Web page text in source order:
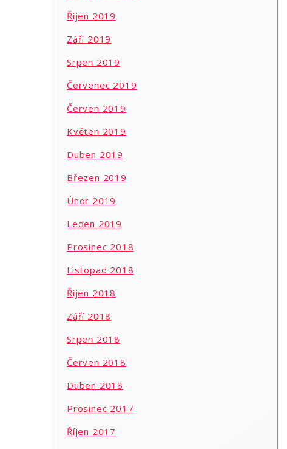
Říjen 2019
Září 2019
Srpen 2019
Červenec 2019
Červen 2019
Květen 2019
Duben 2019
Březen 2019
Únor 2019
Leden 2019
Prosinec 2018
Listopad 2018
Říjen 2018
Září 2018
Srpen 2018
Červen 2018
Duben 2018
Prosinec 2017
Říjen 2017